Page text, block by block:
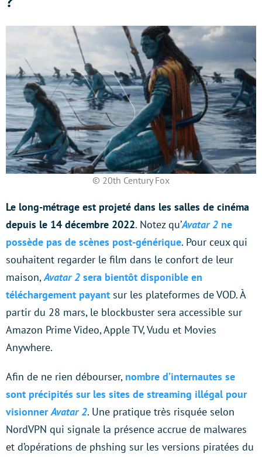
© 20th Century Fox
Le long-métrage est projeté dans les salles de cinéma
depuis le 14 décembre 2022. Notez qu’Avatar 2 ne
possède pas de scènes post-générique. Pour ceux qui
souhaitent regarder le film dans le confort de leur
maison,Avatar 2 sera bientôt disponible en
téléchargement payant sur les plateformes de VOD. À
partir du 28 mars, le blockbuster sera accessible sur
Amazon Prime Video, Apple TV, Vudu et Movies
Anywhere.
Afin de ne rien débourser, nombre d’internautes se
sont précipités sur les sites de streaming illégal pour
visionnerAvatar 2. Une pratique très risquée selon
NordVPN qui signale la présence accrue de malwares
et d’opérations de phshing sur les versions piratées du